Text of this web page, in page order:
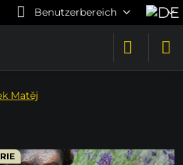
Benutzerbereich
Matěj